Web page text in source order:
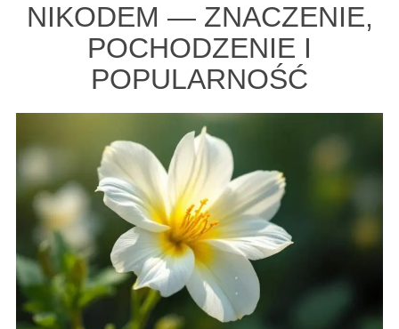
NIKODEM — ZNACZENIE,
POCHODZENIE I
POPULARNOŚĆ